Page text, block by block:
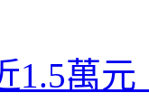
1.5萬元